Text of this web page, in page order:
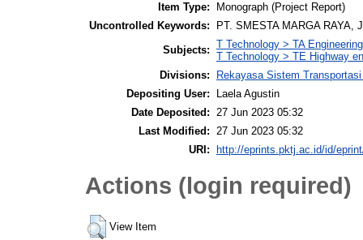
Item Type:
Monograph (Project Report)
Uncontrolled Keywords:
PT. SMESTA MARGA RAYA,
Subjects: T Technology > TA
T Technology > TE Highway
Divisions:
Rekayasa Sistem
Depositing User:
Laela Agustin
Date Deposited: 27 Jun 2023 05:32
Last Modified: 27 Jun 2023 05:32
URI:
http://eprints.pktj.ac.id/id/
Actions (login required)
View Item